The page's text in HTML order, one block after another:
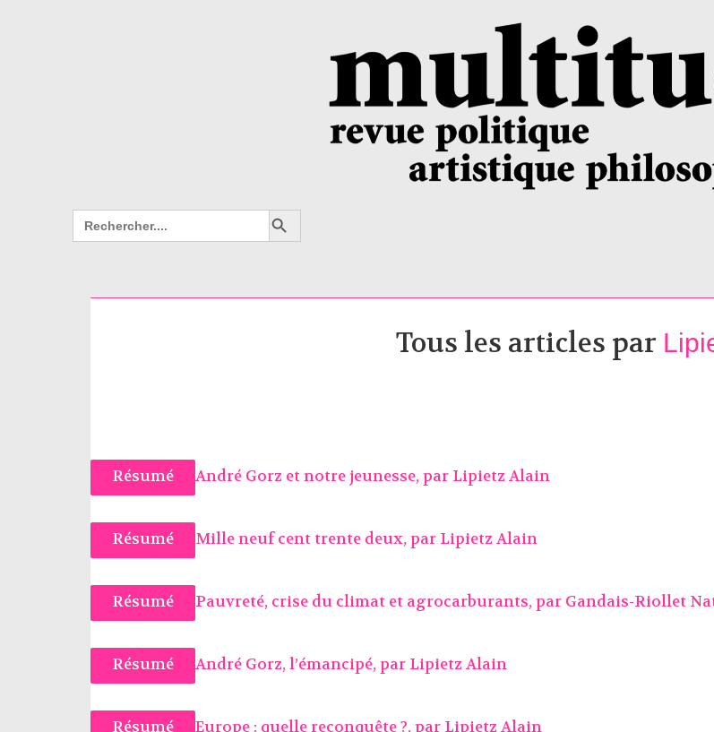
Search
for:
Search Button
Tous les articles par
Résumé André Gorz et notre jeunesse, par Lipietz Alain
Résumé Mille neuf cent trente deux, par Lipietz Alain
Résumé Pauvreté, crise du climat et agrocarburants, par Gandais-Riollet
Résumé André Gorz, l’émancipé, par Lipietz Alain
Résumé Europe : quelle reconquête ?, par Lipietz Alain